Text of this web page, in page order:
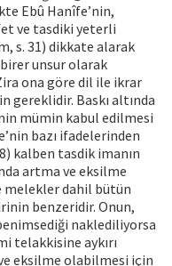
Ebû Hanîfe’nin,
ve tasdiki yeterli
s. 31) dikkate alarak
unsur olarak
ona göre dil ile ikrar
gereklidir. Baskı altında
mümin kabul edilmesi
bazı ifadelerinden
kalben tasdik imanın
artma ve eksilme
melekler dahil bütün
benzeridir. Onun,
naklediliyorsa
telakkisine aykırı
eksilme olabilmesi için